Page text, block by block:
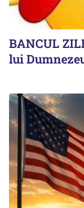
BANCUL
lui